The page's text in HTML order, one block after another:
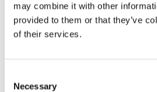
may combine it with other
provided to them or that they’ve
of their services.
Selection
Necessary